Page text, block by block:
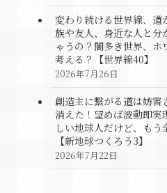
変わり続ける世界線、道
族や友人、身近な人と分
ゃうの？闇多き世界、ホ
考える？【世界線40】
2026年7月26日
創造主に繋がる道は妨害
消えた！望めば波動即実
しい地球人だけど、もう
【新地球つくろう3】
2026年7月22日